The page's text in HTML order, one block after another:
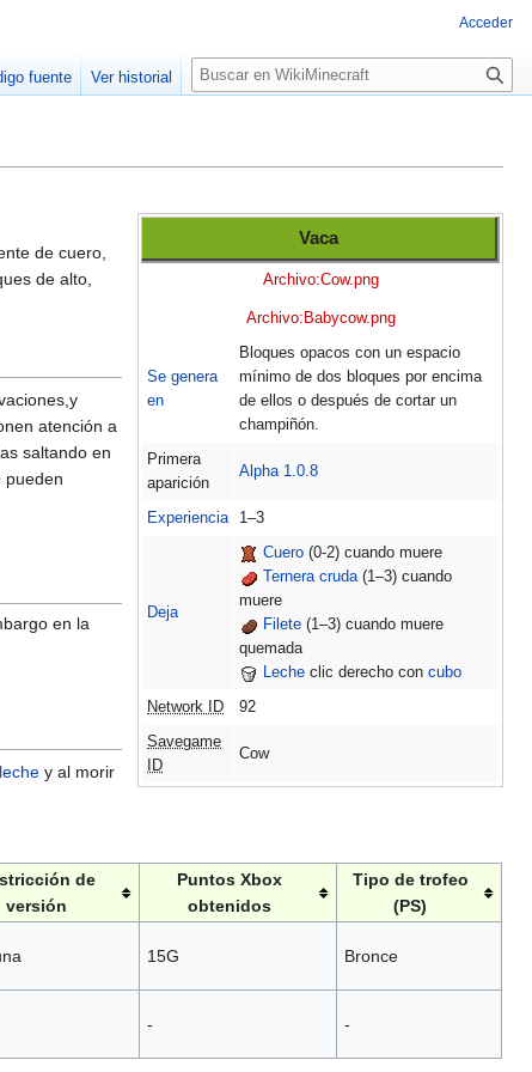
Vaca
Archivo:Cow.png
Archivo:Babycow.png
Se genera
en
Bloques opacos con un espacio
mínimo de dos bloques por encima
de ellos o después de cortar un
champiñón.
Primera
aparición
Alpha 1.0.8
Experiencia 1–3
Deja
Cuero(0-2) cuando muere
Ternera cruda(1–3) cuando
muere
Filete(1–3) cuando muere
quemada
Lecheclic derecho con cubo
Network ID 92
Savegame
ID
Cow
de cuero,
de alto,
atención a
saltando en
pueden
en la
leche y al morir
de
versión
Puntos Xbox
obtenidos
Tipo de trofeo
(PS)
15G Bronce
- -
Acceder
fuente Ver historial
B
u
a